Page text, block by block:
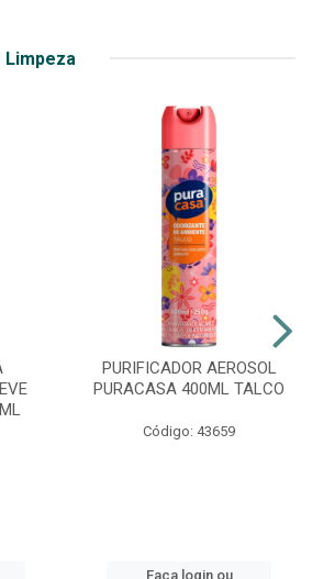
Limpeza
PURIFICADOR AEROSOL
PURACASA 400ML TALCO
Código: 43659
Faça login ou